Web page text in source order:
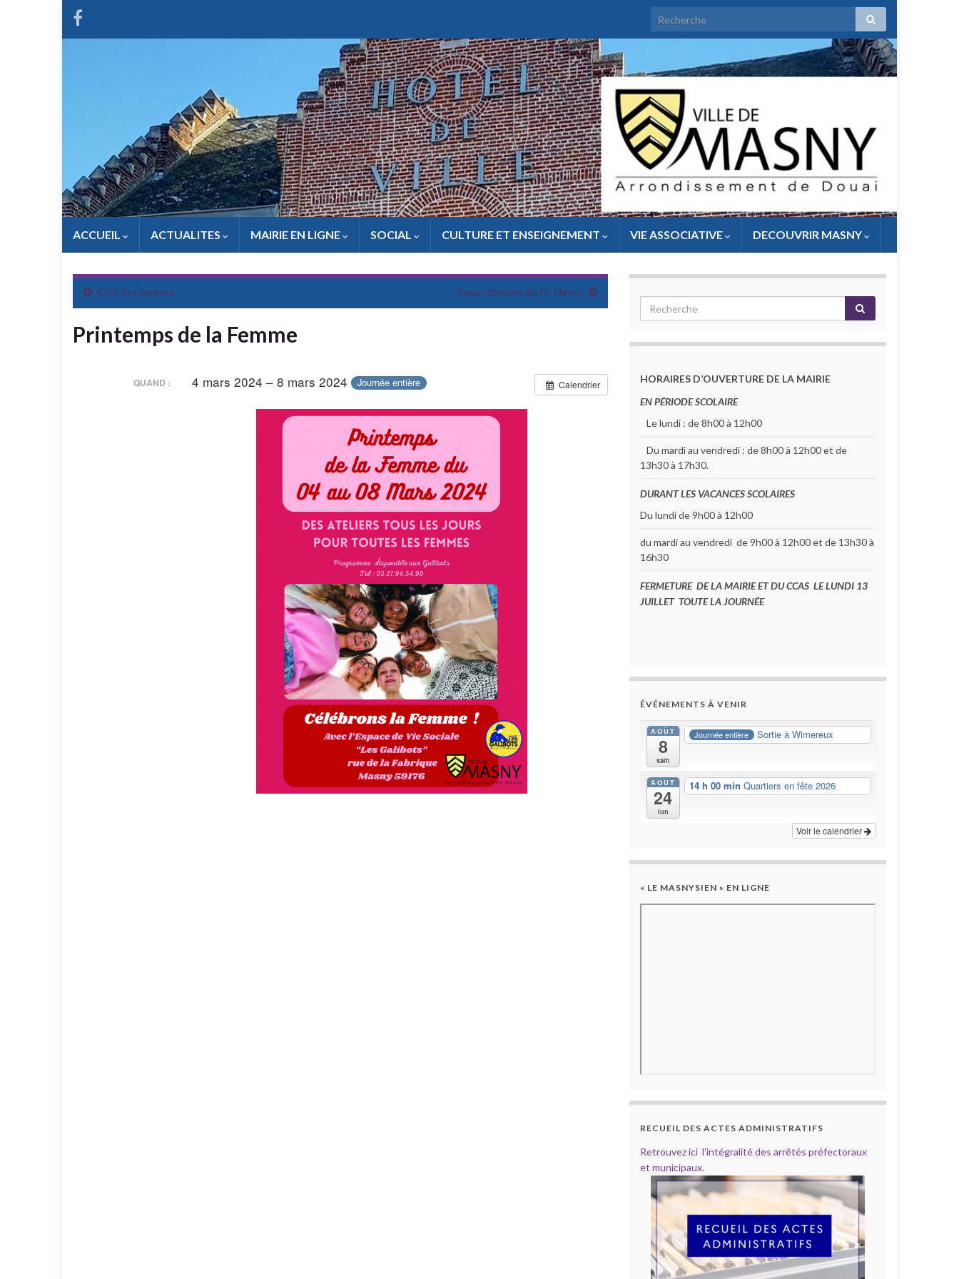
ACCUEIL ACTUALITES MAIRIE EN LIGNE SOCIAL CULTURE ET ENSEIGNEMENT VIE ASSOCIATIVE DECOUVRIR MASNY
Café des parents Repas dansant du FC Masny
Printemps de la Femme
Calendrier
QUAND : 4 mars 2024 – 8 mars 2024 Journée entière
HORAIRES D’OUVERTURE DE LA MAIRIE
EN PÉRIODE SCOLAIRE
Le lundi : de 8h00 à 12h00
Du mardi au vendredi : de 8h00 à 12h00 et de
13h30 à 17h30.
DURANT LES VACANCES SCOLAIRES
Du lundi de 9h00 à 12h00
du mardi au vendredi de 9h00 à 12h00 et de 13h30 à
16h30
FERMETURE DE LA MAIRIE ET DU CCAS LE LUNDI 13
JUILLET TOUTE LA JOURNÉE
ÉVÉNEMENTS À VENIR
AOÛT
8
sam
Journée entière Sortie à Wimereux
AOÛT
24
lun
14 h 00 min Quartiers en fête 2026
Voir le calendrier
« LE MASNYSIEN » EN LIGNE
RECUEIL DES ACTES ADMINISTRATIFS
Retrouvez ici l’intégralité des arrêtés préfectoraux
et municipaux.